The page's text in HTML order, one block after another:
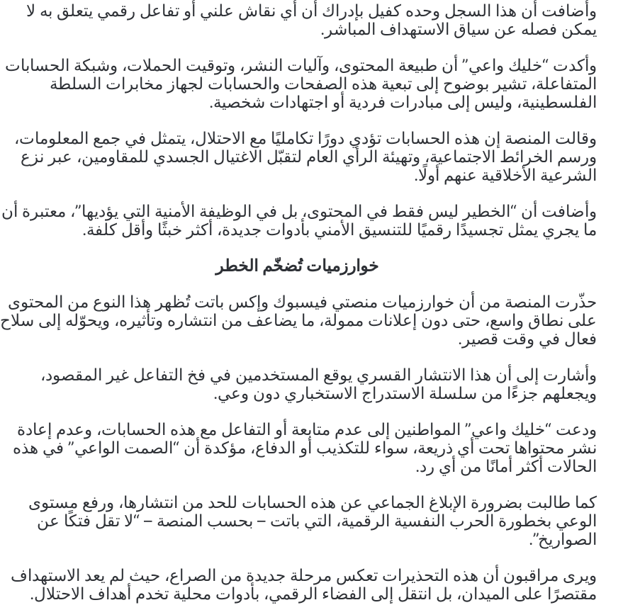
وأضافت أن هذا السجل وحده كفيل بإدراك أن أي نقاش علني أو تفاعل رقمي يتعلق به لا
يمكن فصله عن سياق الاستهداف المباشر.
وأكدت “خليك واعي” أن طبيعة المحتوى، وآليات النشر، وتوقيت الحملات، وشبكة الحسابات
المتفاعلة، تشير بوضوح إلى تبعية هذه الصفحات والحسابات لجهاز مخابرات السلطة
الفلسطينية، وليس إلى مبادرات فردية أو اجتهادات شخصية.
وقالت المنصة إن هذه الحسابات تؤدي دورًا تكامليًا مع الاحتلال، يتمثل في جمع المعلومات،
ورسم الخرائط الاجتماعية، وتهيئة الرأي العام لتقبّل الاغتيال الجسدي للمقاومين، عبر نزع
الشرعية الأخلاقية عنهم أولًا.
وأضافت أن “الخطير ليس فقط في المحتوى، بل في الوظيفة الأمنية التي يؤديها”، معتبرة أن
ما يجري يمثل تجسيدًا رقميًا للتنسيق الأمني بأدوات جديدة، أكثر خبثًا وأقل كلفة.
خوارزميات تُضخّم الخطر
حذّرت المنصة من أن خوارزميات منصتي فيسبوك وإكس باتت تُظهر هذا النوع من المحتوى
على نطاق واسع، حتى دون إعلانات ممولة، ما يضاعف من انتشاره وتأثيره، ويحوّله إلى سلاح
فعال في وقت قصير.
وأشارت إلى أن هذا الانتشار القسري يوقع المستخدمين في فخ التفاعل غير المقصود،
ويجعلهم جزءًا من سلسلة الاستدراج الاستخباري دون وعي.
ودعت “خليك واعي” المواطنين إلى عدم متابعة أو التفاعل مع هذه الحسابات، وعدم إعادة
نشر محتواها تحت أي ذريعة، سواء للتكذيب أو الدفاع، مؤكدة أن “الصمت الواعي” في هذه
الحالات أكثر أمانًا من أي رد.
كما طالبت بضرورة الإبلاغ الجماعي عن هذه الحسابات للحد من انتشارها، ورفع مستوى
الوعي بخطورة الحرب النفسية الرقمية، التي باتت – بحسب المنصة – “لا تقل فتكًا عن
الصواريخ”.
ويرى مراقبون أن هذه التحذيرات تعكس مرحلة جديدة من الصراع، حيث لم يعد الاستهداف
مقتصرًا على الميدان، بل انتقل إلى الفضاء الرقمي، بأدوات محلية تخدم أهداف الاحتلال.